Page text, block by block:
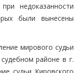
недоказанности
были вынесены
мирового судьи
районе в г.